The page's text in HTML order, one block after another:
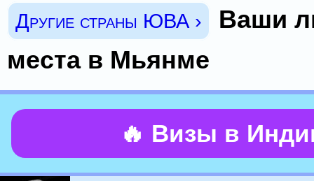
Другие страны ЮВА ›
Ваши
места в Мьянме
🔥 Визы в